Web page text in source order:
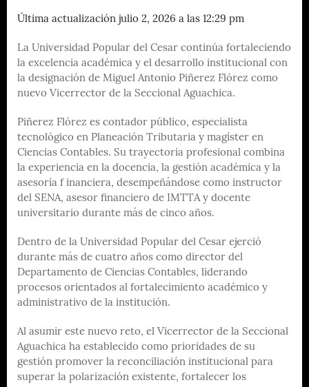
Última actualización julio 2, 2026 a las 12:29 pm
La Universidad Popular del Cesar continúa fortaleciendo
la excelencia académica y el desarrollo institucional con
la designación de Miguel Antonio Piñerez Flórez como
nuevo Vicerrector de la Seccional Aguachica.
Piñerez Flórez es contador público, especialista
tecnológico en Planeación Tributaria y magíster en
Ciencias Contables. Su trayectoria profesional combina
la experiencia en la docencia, la gestión académica y la
asesoría f inanciera, desempeñándose como instructor
del SENA, asesor financiero de IMTTA y docente
universitario durante más de cinco años.
Dentro de la Universidad Popular del Cesar ejerció
durante más de cuatro años como director del
Departamento de Ciencias Contables, liderando
procesos orientados al fortalecimiento académico y
administrativo de la institución.
Al asumir este nuevo reto, el Vicerrector de la Seccional
Aguachica ha establecido como prioridades de su
gestión promover la reconciliación institucional para
superar la polarización existente, fortalecer los